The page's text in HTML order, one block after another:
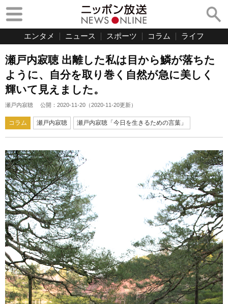
エンタメ ニュース スポーツ コラム ライフ
瀬戸内寂聴 出離した私は目から鱗が落ちた
ように、自分を取り巻く自然が急に美しく
輝いて見えました。
瀬戸内寂聴 公開： 2020-11-20 （2020-11-20更新）
コラム 瀬戸内寂聴 瀬戸内寂聴「今日を生きるための言葉」